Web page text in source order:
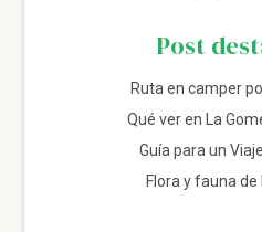
Post
Ruta en camper
Qué ver en La
Guía para un
Flora y fauna de